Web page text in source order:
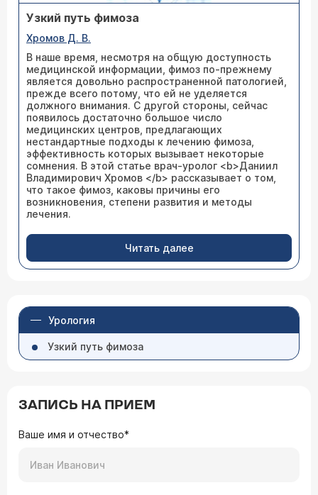
Узкий путь фимоза
Хромов Д. В.
В наше время, несмотря на общую доступность
медицинской информации, фимоз по-прежнему
является довольно распространенной патологией,
прежде всего потому, что ей не уделяется
должного внимания. С другой стороны, сейчас
появилось достаточно большое число
медицинских центров, предлагающих
нестандартные подходы к лечению фимоза,
эффективность которых вызывает некоторые
сомнения. В этой статье врач-уролог <b>Даниил
Владимирович Хромов </b> рассказывает о том,
что такое фимоз, каковы причины его
возникновения, степени развития и методы
лечения.
Читать далее
Урология
Узкий путь фимоза
ЗАПИСЬ НА ПРИЕМ
Ваше имя и отчество*